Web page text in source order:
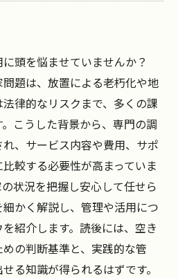
頭を悩ませていませんか？
題は、放置による老朽化や地
律的なリスクまで、多くの課
こうした背景から、専門の調
、サービス内容や費用、サポ
較する必要性が高まっていま
状況を把握し安心して任せら
かく解説し、管理や活用につ
紹介します。読後には、空き
の判断基準と、実践的な管
る知識が得られるはずです。